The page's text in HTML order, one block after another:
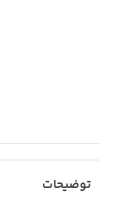
توضیحات